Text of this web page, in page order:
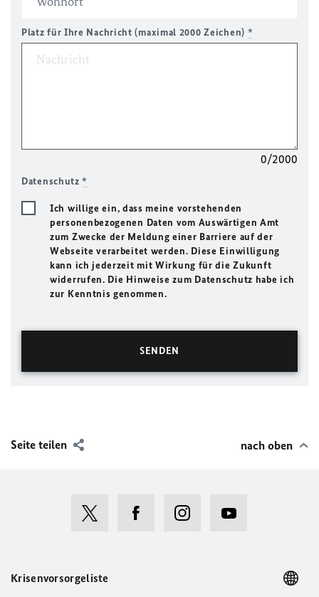
Platz für Ihre Nachricht (maximal 2000 Zeichen) *
0/2000
Datenschutz*
Ich willige ein, dass meine vorstehenden
personenbezogenen Daten vom Auswärtigen Amt
zum Zwecke der Meldung einer Barriere auf der
Webseite verarbeitet werden. Diese Einwilligung
kann ich jederzeit mit Wirkung für die Zukunft
widerrufen. Die Hinweise zum Datenschutz habe ich
zur Kenntnis genommen.
Seite teilen nach oben
Krisenvorsorgeliste